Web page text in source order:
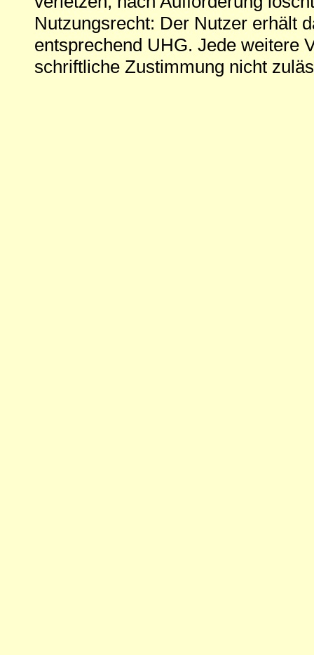
Nutzungsrecht: Der Nutzer erhält
entsprechend UHG. Jede weitere
schriftliche Zustimmung nicht